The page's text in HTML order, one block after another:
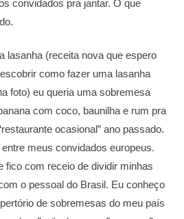
convidados pra jantar. O que
lasanha (receita nova que espero
como fazer uma lasanha
foto) eu queria uma sobremesa
com coco, baunilha e rum pra
ocasional” ano passado.
meus convidados europeus.
fico com receio de dividir minhas
o pessoal do Brasil. Eu conheço
de sobremesas do meu país